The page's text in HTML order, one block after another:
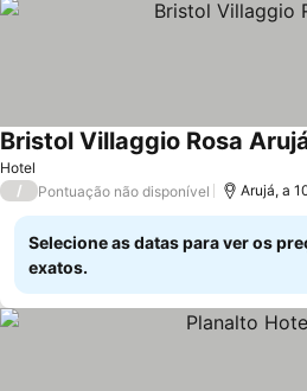
Hotel
Bristol Villaggio Rosa
/ Pontuação não disponível Arujá, a
Selecione as datas para ver os
exatos.